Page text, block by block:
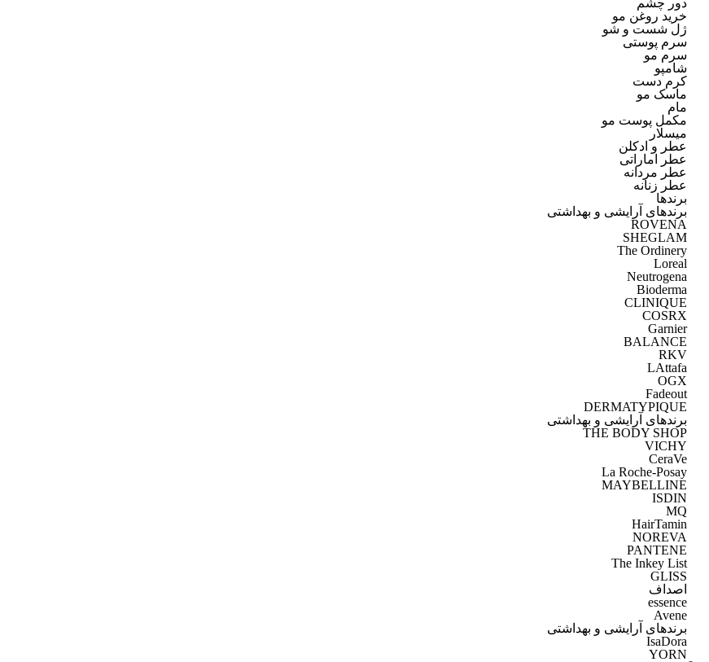
دور چشم
خرید روغن مو
ژل شست و شو
سرم پوستی
سرم مو
شامپو
کرم دست
ماسک مو
مام
مکمل پوست مو
میسلار
عطر و ادکلن
عطر اماراتی
عطر مردانه
عطر زنانه
برندها
برندهای آرایشی و بهداشتی
ROVENA
SHEGLAM
The Ordinery
Loreal
Neutrogena
Bioderma
CLINIQUE
COSRX
Garnier
BALANCE
RKV
LAttafa
OGX
Fadeout
DERMATYPIQUE
برندهای آرایشی و بهداشتی
THE BODY SHOP
VICHY
CeraVe
La Roche-Posay
MAYBELLINE
ISDIN
MQ
HairTamin
NOREVA
PANTENE
The Inkey List
GLISS
اصداف
essence
Avene
برندهای آرایشی و بهداشتی
IsaDora
YORN